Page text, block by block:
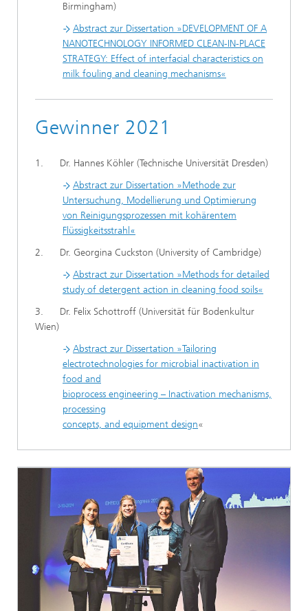
Birmingham)
Abstract zur Dissertation »DEVELOPMENT OF A
NANOTECHNOLOGY INFORMED CLEAN-IN-PLACE
STRATEGY: Effect of interfacial characteristics on
milk fouling and cleaning mechanisms«
Gewinner 2021
1. Dr. Hannes Köhler (Technische Universität Dresden)
Abstract zur Dissertation »Methode zur
Untersuchung, Modellierung und Optimierung
von Reinigungsprozessen mit kohärentem
Flüssigkeitsstrahl «
2. Dr. Georgina Cuckston (University of Cambridge)
Abstract zur Dissertation »Methods for detailed
study of detergent action in cleaning food soils«
3. Dr. Felix Schottroff (Universität für Bodenkultur
Wien)
Abstract zur Dissertation »Tailoring
electrotechnologies for microbial inactivation in
food and
bioprocess engineering – Inactivation mechanisms,
processing
concepts, and equipment design«